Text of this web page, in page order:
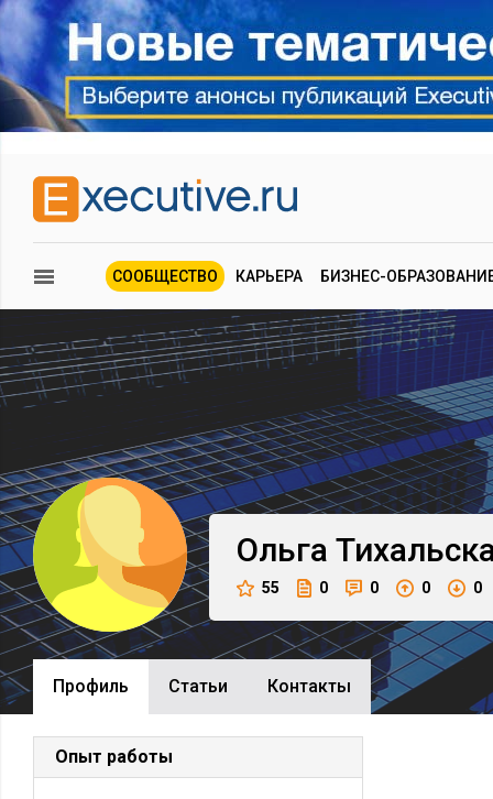
СООБЩЕСТВО КАРЬЕРА БИЗНЕС-
Ольга
55 0 0 0 0
Профиль Cтатьи Контакты
Опыт работы